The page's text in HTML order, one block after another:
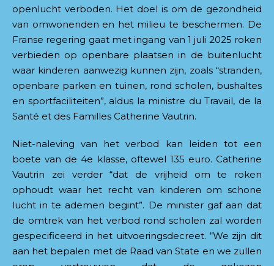
openlucht verboden. Het doel is om de gezondheid
van omwonenden en het milieu te beschermen. De
Franse regering gaat met ingang van 1 juli 2025 roken
verbieden op openbare plaatsen in de buitenlucht
waar kinderen aanwezig kunnen zijn, zoals “stranden,
openbare parken en tuinen, rond scholen, bushaltes
en sportfaciliteiten”, aldus la ministre du Travail, de la
Santé et des Familles Catherine Vautrin.
Niet-naleving van het verbod kan leiden tot een
boete van de 4e klasse, oftewel 135 euro. Catherine
Vautrin zei verder “dat de vrijheid om te roken
ophoudt waar het recht van kinderen om schone
lucht in te ademen begint”. De minister gaf aan dat
de omtrek van het verbod rond scholen zal worden
gespecificeerd in het uitvoeringsdecreet. “We zijn dit
aan het bepalen met de Raad van State en we zullen